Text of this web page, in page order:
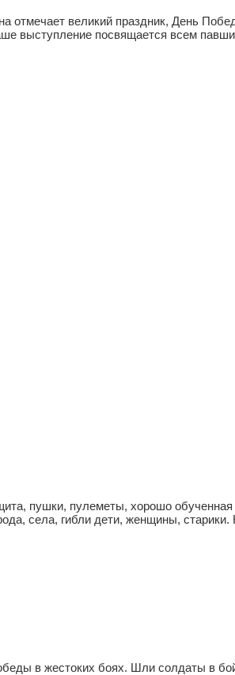
отмечает великий праздник, День
выступление посвящается всем
пушки, пулеметы, хорошо
села, гибли дети, женщины,
в жестоких боях. Шли солдаты в